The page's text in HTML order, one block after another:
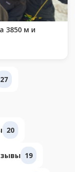
3850 м и
27
20
19